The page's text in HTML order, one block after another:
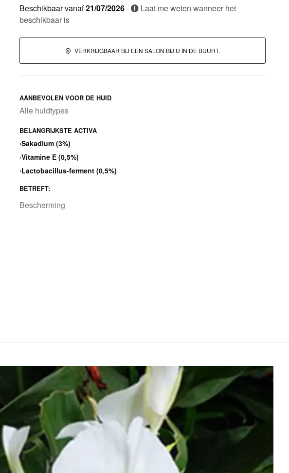
Beschikbaar vanaf21/07/2026-
Laat me weten wanneer het
beschikbaar is
VERKRIJGBAAR BIJ EEN SALON BIJ U IN DE BUURT.
AANBEVOLEN VOOR DE HUID
Alle huidtypes
BELANGRIJKSTE ACTIVA
›Sakadium (3%)
›Vitamine E (0,5%)
›Lactobacillus-ferment (0,5%)
BETREFT:
Bescherming